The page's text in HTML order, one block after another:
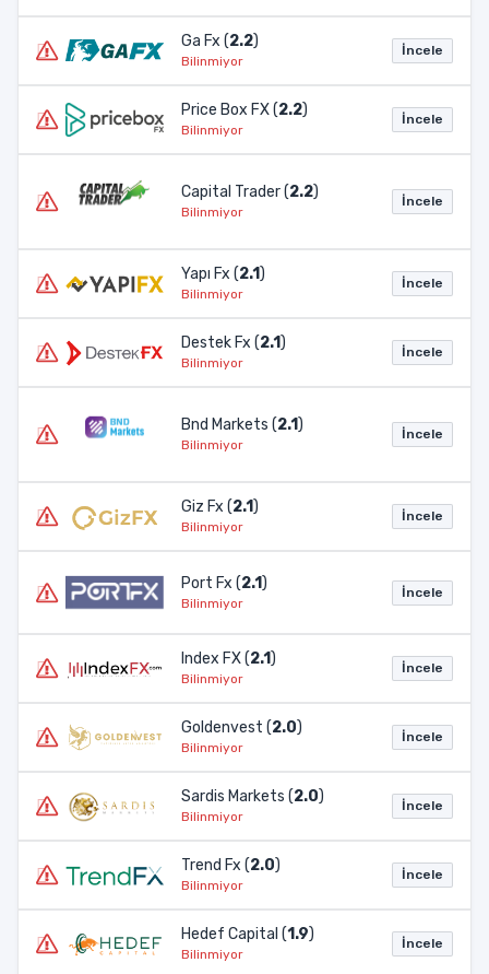
Ga Fx (2.2)
Bilinmiyor
İncele
Price Box FX (2.2)
Bilinmiyor
İncele
Capital Trader (2.2)
Bilinmiyor
İncele
Yapı Fx (2.1)
Bilinmiyor
İncele
Destek Fx (2.1)
Bilinmiyor
İncele
Bnd Markets (2.1)
Bilinmiyor
İncele
Giz Fx (2.1)
Bilinmiyor
İncele
Port Fx (2.1)
Bilinmiyor
İncele
Index FX (2.1)
Bilinmiyor
İncele
Goldenvest (2.0)
Bilinmiyor
İncele
Sardis Markets (2.0)
Bilinmiyor
İncele
Trend Fx (2.0)
Bilinmiyor
İncele
Hedef Capital (1.9)
Bilinmiyor
İncele